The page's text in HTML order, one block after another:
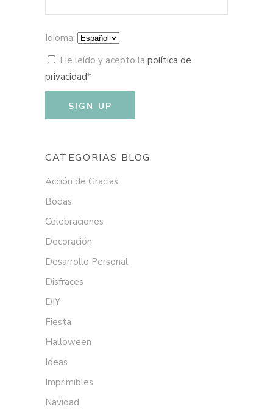
Idioma:
He leído y acepto la política de
privacidad*
CATEGORÍAS BLOG
Acción de Gracias
Bodas
Celebraciones
Decoración
Desarrollo Personal
Disfraces
DIY
Fiesta
Halloween
Ideas
Imprimibles
Navidad